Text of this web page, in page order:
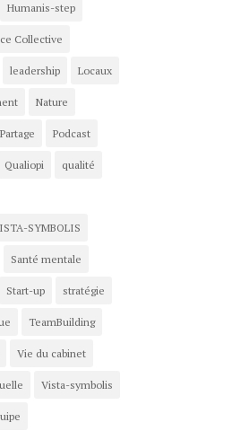
Humanis-step
Collective
leadership Locaux
Nature
Partage Podcast
Qualiopi qualité
SYMBOLIS
Santé mentale
Start-up stratégie
TeamBuilding
Vie du cabinet
Vista-symbolis